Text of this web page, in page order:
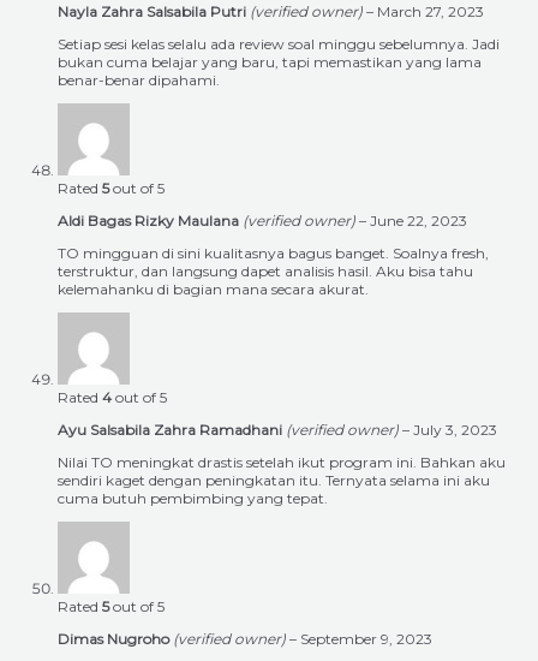
Nayla Zahra Salsabila Putri (verified owner) – March 27, 2023
Setiap sesi kelas selalu ada review soal minggu sebelumnya. Jadi
bukan cuma belajar yang baru, tapi memastikan yang lama
benar-benar dipahami.
Rated 5out of 5
Aldi Bagas Rizky Maulana (verified owner) – June 22, 2023
TO mingguan di sini kualitasnya bagus banget. Soalnya fresh,
terstruktur, dan langsung dapet analisis hasil. Aku bisa tahu
kelemahanku di bagian mana secara akurat.
Rated 4 out of 5
Ayu Salsabila Zahra Ramadhani (verified owner) – July 3, 2023
Nilai TO meningkat drastis setelah ikut program ini. Bahkan aku
sendiri kaget dengan peningkatan itu. Ternyata selama ini aku
cuma butuh pembimbing yang tepat.
Rated 5out of 5
Dimas Nugroho (verified owner) – September 9, 2023